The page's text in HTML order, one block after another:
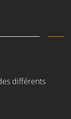
différents